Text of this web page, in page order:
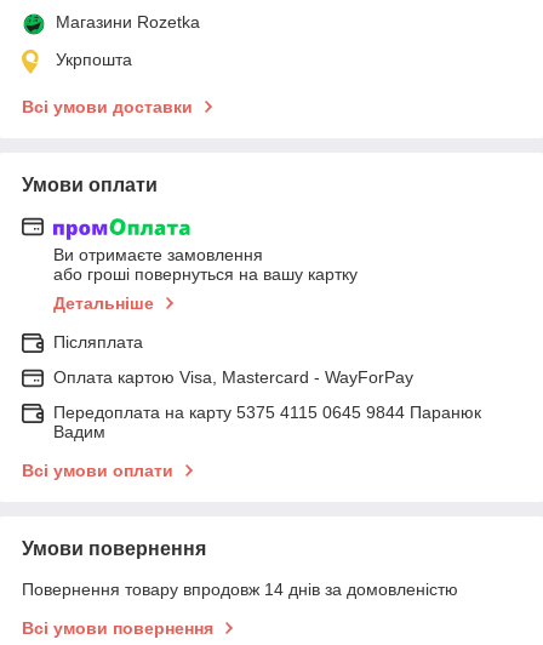
Магазини Rozetka
Укрпошта
Всі умови доставки
Умови оплати
Ви отримаєте замовлення
або гроші повернуться на вашу картку
Детальніше
Післяплата
Оплата картою Visa, Mastercard - WayForPay
Передоплата на карту 5375 4115 0645 9844 Паранюк
Вадим
Всі умови оплати
Умови повернення
Повернення товару впродовж 14 днів за домовленістю
Всі умови повернення